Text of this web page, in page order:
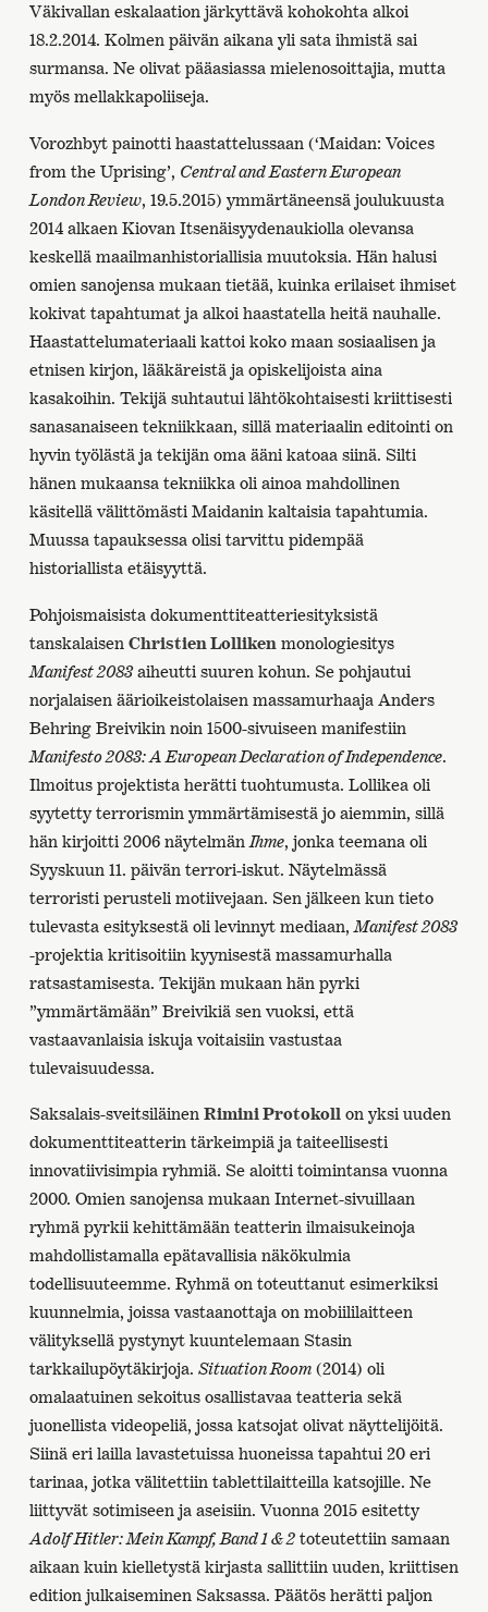
Väkivallan eskalaation järkyttävä kohokohta alkoi
18.2.2014. Kolmen päivän aikana yli sata ihmistä sai
surmansa. Ne olivat pääasiassa mielenosoittajia, mutta
myös mellakkapoliiseja.
Vorozhbyt painotti haastattelussaan (‘Maidan: Voices
from the Uprising’, Central and Eastern European
London Review, 19.5.2015) ymmärtäneensä joulukuusta
2014 alkaen Kiovan Itsenäisyydenaukiolla olevansa
keskellä maailmanhistoriallisia muutoksia. Hän halusi
omien sanojensa mukaan tietää, kuinka erilaiset ihmiset
kokivat tapahtumat ja alkoi haastatella heitä nauhalle.
Haastattelumateriaali kattoi koko maan sosiaalisen ja
etnisen kirjon, lääkäreistä ja opiskelijoista aina
kasakoihin. Tekijä suhtautui lähtökohtaisesti kriittisesti
sanasanaiseen tekniikkaan, sillä materiaalin editointi on
hyvin työlästä ja tekijän oma ääni katoaa siinä. Silti
hänen mukaansa tekniikka oli ainoa mahdollinen
käsitellä välittömästi Maidanin kaltaisia tapahtumia.
Muussa tapauksessa olisi tarvittu pidempää
historiallista etäisyyttä.
Pohjoismaisista dokumenttiteatteriesityksistä
tanskalaisen Christien Lolliken monologiesitys
Manifest 2083aiheutti suuren kohun. Se pohjautui
norjalaisen äärioikeistolaisen massamurhaaja Anders
Behring Breivikin noin 1500-sivuiseen manifestiin
Manifesto 2083: A European Declaration of Independence.
Ilmoitus projektista herätti tuohtumusta. Lollikea oli
syytetty terrorismin ymmärtämisestä jo aiemmin, sillä
hän kirjoitti 2006 näytelmän Ihme, jonka teemana oli
Syyskuun 11. päivän terrori-iskut. Näytelmässä
terroristi perusteli motiivejaan. Sen jälkeen kun tieto
tulevasta esityksestä oli levinnyt mediaan, Manifest 2083
-projektia kritisoitiin kyynisestä massamurhalla
ratsastamisesta. Tekijän mukaan hän pyrki
”ymmärtämään” Breivikiä sen vuoksi, että
vastaavanlaisia iskuja voitaisiin vastustaa
tulevaisuudessa.
Saksalais-sveitsiläinen Rimini Protokoll on yksi uuden
dokumenttiteatterin tärkeimpiä ja taiteellisesti
innovatiivisimpia ryhmiä. Se aloitti toimintansa vuonna
2000. Omien sanojensa mukaan Internet-sivuillaan
ryhmä pyrkii kehittämään teatterin ilmaisukeinoja
mahdollistamalla epätavallisia näkökulmia
todellisuuteemme. Ryhmä on toteuttanut esimerkiksi
kuunnelmia, joissa vastaanottaja on mobiililaitteen
välityksellä pystynyt kuuntelemaan Stasin
tarkkailupöytäkirjoja. Situation Room(2014) oli
omalaatuinen sekoitus osallistavaa teatteria sekä
juonellista videopeliä, jossa katsojat olivat näyttelijöitä.
Siinä eri lailla lavastetuissa huoneissa tapahtui 20 eri
tarinaa, jotka välitettiin tablettilaitteilla katsojille. Ne
liittyvät sotimiseen ja aseisiin. Vuonna 2015 esitetty
Adolf Hitler: Mein Kampf, Band 1 & 2toteutettiin samaan
aikaan kuin kielletystä kirjasta sallittiin uuden, kriittisen
edition julkaiseminen Saksassa. Päätös herätti paljon